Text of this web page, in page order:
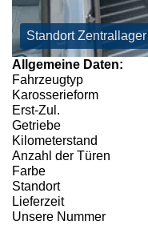
Standort Zentrallager
Allgemeine Daten:
Fahrzeugtyp
Karosserieform
Erst-Zul.
Getriebe
Kilometerstand
Anzahl der Türen
Farbe
Standort
Lieferzeit
Unsere Nummer